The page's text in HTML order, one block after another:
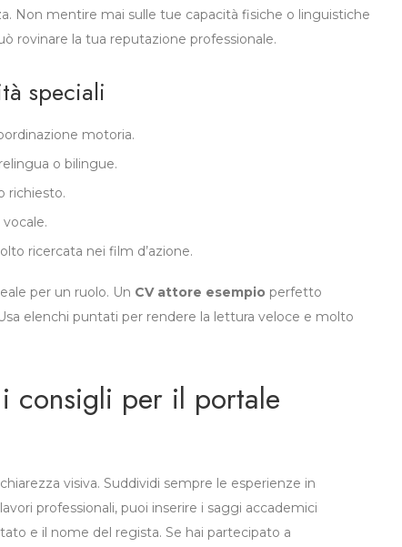
Non mentire mai sulle tue capacità fisiche o linguistiche
rovinare la tua reputazione professionale.
speciali
motoria.
o bilingue.
richiesto.
ricercata nei film d’azione.
per un ruolo. Un CV attore esempio perfetto
elenchi puntati per rendere la lettura veloce e molto
consigli per il portale
visiva. Suddividi sempre le esperienze in
professionali, puoi inserire i saggi accademici
e il nome del regista. Se hai partecipato a